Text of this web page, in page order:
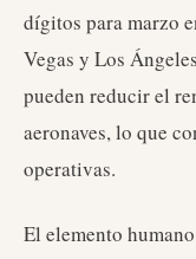
dígitos para marzo
Vegas y Los
pueden reducir el
aeronaves, lo que
operativas.
El elemento